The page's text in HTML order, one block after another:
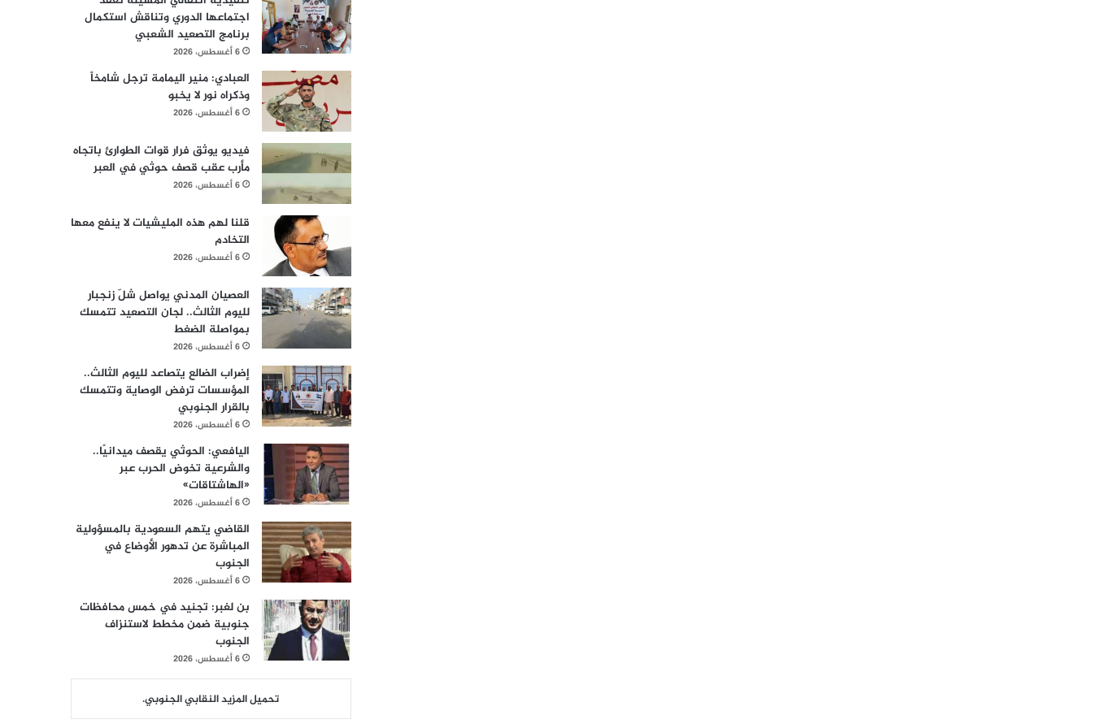
اجتماعها الدوري وتناقش استكمال
برنامج التصعيد الشعبي
6 أغسطس، 2026
العبادي: منير اليمامة ترجل شامخاً
وذكراه نور لا يخبو
6 أغسطس، 2026
فيديو يوثق فرار قوات الطوارئ باتجاه
مأرب عقب قصف حوثي في العبر
6 أغسطس، 2026
قلنا لهم هذه المليشيات لا ينفع معها
التخادم
6 أغسطس، 2026
العصيان المدني يواصل شلّ زنجبار
لليوم الثالث.. لجان التصعيد تتمسك
بمواصلة الضغط
6 أغسطس، 2026
إضراب الضالع يتصاعد لليوم الثالث..
المؤسسات ترفض الوصاية وتتمسك
بالقرار الجنوبي
6 أغسطس، 2026
اليافعي: الحوثي يقصف ميدانيًا..
والشرعية تخوض الحرب عبر
«الهاشتاقات»
6 أغسطس، 2026
القاضي يتهم السعودية بالمسؤولية
المباشرة عن تدهور الأوضاع في
الجنوب
6 أغسطس، 2026
بن لغبر: تجنيد في خمس محافظات
جنوبية ضمن مخطط لاستنزاف
الجنوب
6 أغسطس، 2026
تحميل المزيد النقابي الجنوبي.